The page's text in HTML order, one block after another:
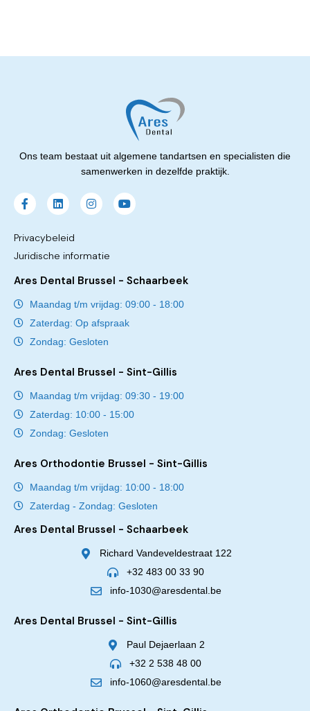
Ons team bestaat uit algemene tandartsen en specialisten die
samenwerken in dezelfde praktijk.
Privacybeleid
Juridische informatie
Ares Dental Brussel - Schaarbeek
Maandag t/m vrijdag: 09:00 - 18:00
Zaterdag: Op afspraak
Zondag: Gesloten
Ares Dental Brussel - Sint-Gillis
Maandag t/m vrijdag: 09:30 - 19:00
Zaterdag: 10:00 - 15:00
Zondag: Gesloten
Ares Orthodontie Brussel - Sint-Gillis
Maandag t/m vrijdag: 10:00 - 18:00
Zaterdag - Zondag: Gesloten
Ares Dental Brussel - Schaarbeek
Richard Vandeveldestraat 122
+32 483 00 33 90
info-1030@aresdental.be
Ares Dental Brussel - Sint-Gillis
Paul Dejaerlaan 2
+32 2 538 48 00
info-1060@aresdental.be